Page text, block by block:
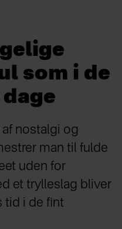
som i de
nostalgi og
man til fulde
uden for
et trylleslag bliver
tid i de fint